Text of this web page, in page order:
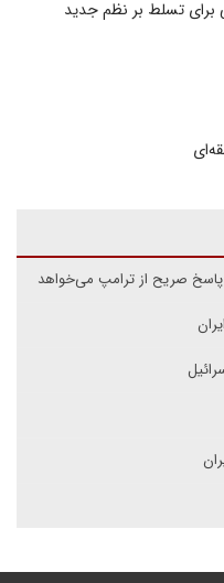
برای تسلط بر نظم جدید
پاسخ صریح از ترامپ می‌خواهد